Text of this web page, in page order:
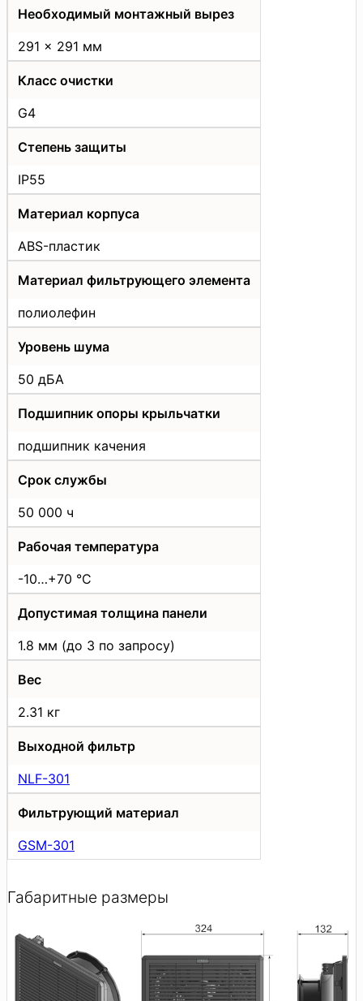
Необходимый монтажный вырез
291 x 291 мм
Класс очистки
G4
Степень защиты
IP55
Материал корпуса
ABS-пластик
Материал фильтрующего элемента
полиолефин
Уровень шума
50 дБА
Подшипник опоры крыльчатки
подшипник качения
Срок службы
50 000 ч
Рабочая температура
-10…+70 °С
Допустимая толщина панели
1.8 мм (до 3 по запросу)
Вес
2.31 кг
Выходной фильтр
NLF-301
Фильтрующий материал
GSM-301
Габаритные размеры